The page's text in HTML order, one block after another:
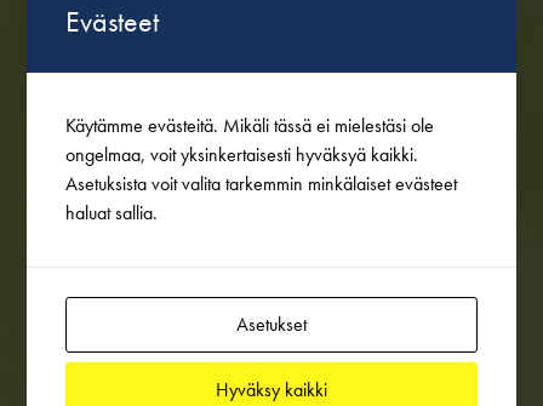
Evästeet
Käytämme evästeitä. Mikäli tässä ei mielestäsi ole
ongelmaa, voit yksinkertaisesti hyväksyä kaikki.
Asetuksista voit valita tarkemmin minkälaiset evästeet
haluat sallia.
Asetukset
Hyväksy kaikki